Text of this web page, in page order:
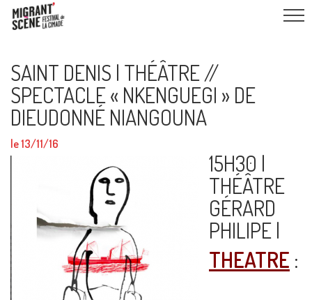
SAINT DENIS | THÉÂTRE //
SPECTACLE « NKENGUEGI » DE
DIEUDONNÉ NIANGOUNA
le 13/11/16
15H30 |
THÉÂTRE
GÉRARD
PHILIPE |
THEATRE :